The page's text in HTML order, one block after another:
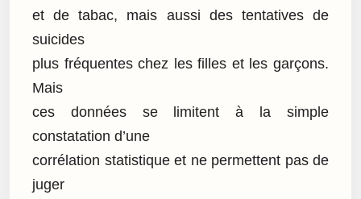
et de tabac, mais aussi des tentatives de
suicides
plus fréquentes chez les filles et les garçons.
Mais
ces données se limitent à la simple
constatation d’une
corrélation statistique et ne permettent pas de
juger